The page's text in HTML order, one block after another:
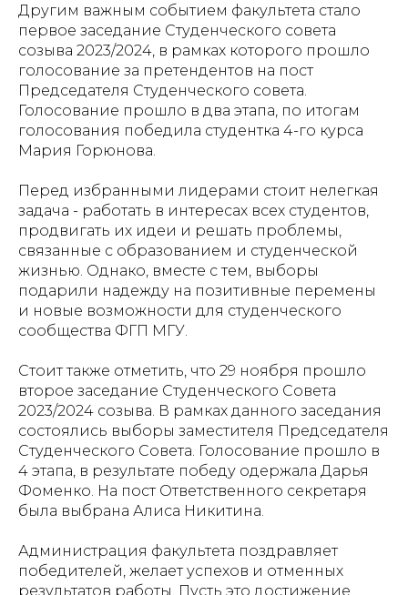
Другим важным событием факультета стало
первое заседание Студенческого совета
созыва 2023/2024, в рамках которого прошло
голосование за претендентов на пост
Председателя Студенческого совета.
Голосование прошло в два этапа, по итогам
голосования победила студентка 4-го курса
Мария Горюнова.
Перед избранными лидерами стоит нелегкая
задача - работать в интересах всех студентов,
продвигать их идеи и решать проблемы,
связанные с образованием и студенческой
жизнью. Однако, вместе с тем, выборы
подарили надежду на позитивные перемены
и новые возможности для студенческого
сообщества ФГП МГУ.
Стоит также отметить, что 29 ноября прошло
второе заседание Студенческого Совета
2023/2024 созыва. В рамках данного заседания
состоялись выборы заместителя Председателя
Студенческого Совета. Голосование прошло в
4 этапа, в результате победу одержала Дарья
Фоменко. На пост Ответственного секретаря
была выбрана Алиса Никитина.
Администрация факультета поздравляет
победителей, желает успехов и отменных
результатов работы. Пусть это достижение